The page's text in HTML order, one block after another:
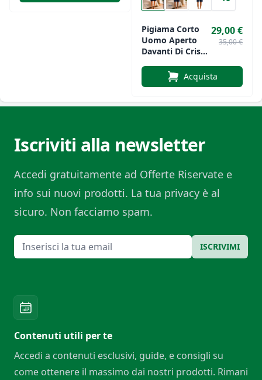
ma raffinato, è perfetto per ogni uomo che
apprezza un pigiama pratico, elegante e di qualità.
Pigiama Corto
Uomo Aperto
Davanti Di Crispo
29,00 €
35,00 €
Acquista
Iscriviti alla newsletter
Accedi gratuitamente ad Offerte Riservate e
info sui nuovi prodotti. La tua privacy è al
sicuro. Non facciamo spam.
Email ISCRIVIMI
Contenuti utili per te
Accedi a contenuti esclusivi, guide, e consigli su
come ottenere il massimo dai nostri prodotti. Rimani